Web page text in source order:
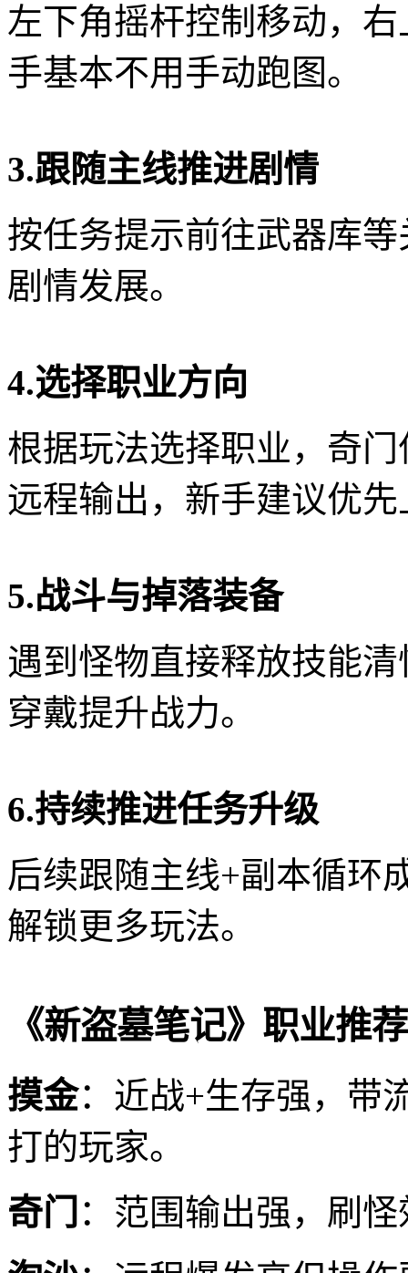
左下角摇杆控制移动，
手基本不用手动跑图。
3.跟随主线推进剧情
按任务提示前往武器库
剧情发展。
4.选择职业方向
根据玩法选择职业，奇
远程输出，新手建议优
5.战斗与掉落装备
遇到怪物直接释放技能
穿戴提升战力。
6.持续推进任务升级
后续跟随主线+副本循环
解锁更多玩法。
《新盗墓笔记》职业推
摸金：近战+生存强，带
打的玩家。
奇门 ：范围输出强，刷